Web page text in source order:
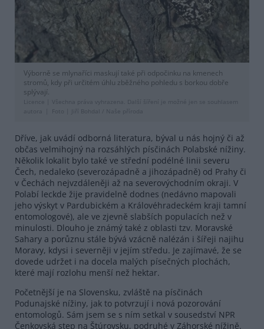
Výborně se mlynaříci maskují také při odpočinku na kmenech
stromů, kdy při určitém úhlu zběžného pohledu s borkou dobře
splývají.
Licence |
Všechna práva vyhrazena. Další šíření je možné jen se souhlasem
autora
Foto | Jiří Bohdal / Naše příroda
Dříve, jak uvádí odborná literatura, býval u nás hojný či až
občas velmihojný na rozsáhlých písčinách Polabské nížiny.
Několik lokalit bylo také ve střední podélné linii severu
Čech, nedaleko (severozápadně a jihozápadně) od Prahy či
v Čechách nejvzdáleněji až na severovýchodním okraji. V
Polabí leckde žije pravidelně dodnes (nedávno mapovali
jeho výskyt v Pardubickém a Královéhradeckém kraji tamní
entomologové), ale ve zjevně slabších populacích než v
minulosti. Dlouho je známý také z oblasti tzv. Moravské
Sahary a porůznu stále bývá vzácně nalézán i šířeji najihu
Moravy, kdysi i severněji v jejím středu. Je zajímavé, že se
dovede udržet i na docela malých písečných plochách,
které mají rozlohu menší než hektar.
Početnější je na Slovensku, zvláště na písčinách
Podunajské nížiny, jak to potvrzují i nová pozorování
entomologů. Sám jsem se s ním setkal v sousedství NPR
Čenkovská step na Štúrovsku, podruhé v Záhorské nížině.